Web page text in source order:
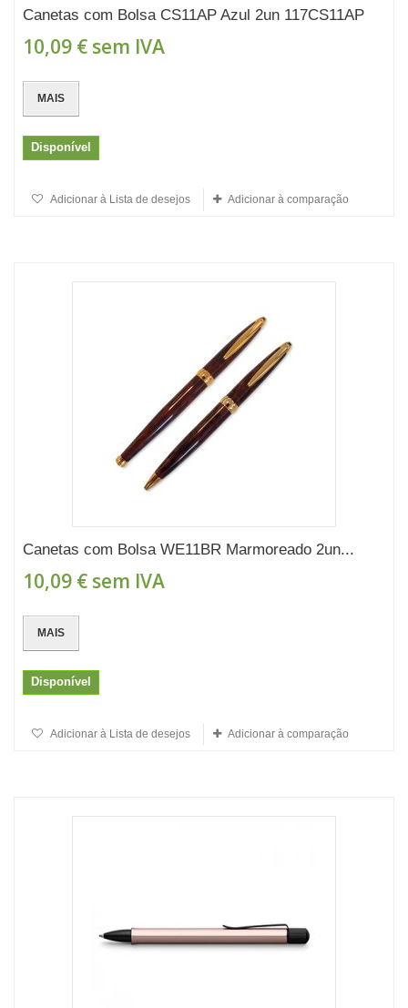
Canetas com Bolsa CS11AP Azul 2un 117CS11AP
10,09 € sem IVA
MAIS
Disponível
Adicionar à Lista de desejos Adicionar à comparação
Canetas com Bolsa WE11BR Marmoreado 2un...
10,09 € sem IVA
MAIS
Disponível
Adicionar à Lista de desejos Adicionar à comparação